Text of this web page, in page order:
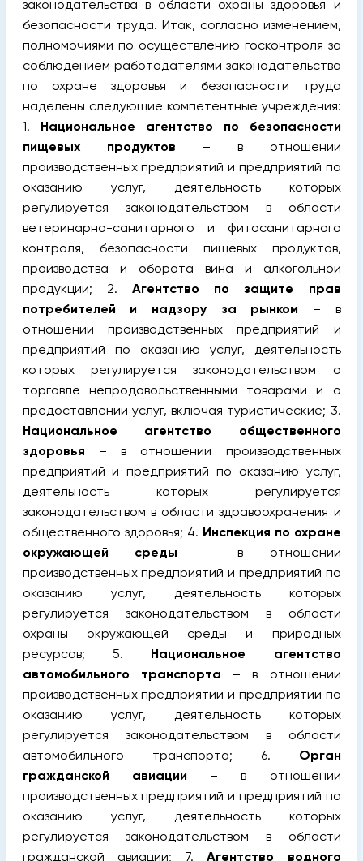
законодательства в области охраны здоровья и
безопасности труда. Итак, согласно изменением,
полномочиями по осуществлению госконтроля за
соблюдением работодателями законодательства
по охране здоровья и безопасности труда
наделены следующие компетентные учреждения:
1. Национальное агентство по безопасности
пищевых продуктов – в отношении
производственных предприятий и предприятий по
оказанию услуг, деятельность которых
регулируется законодательством в области
ветеринарно-санитарного и фитосанитарного
контроля, безопасности пищевых продуктов,
производства и оборота вина и алкогольной
продукции; 2. Агентство по защите прав
потребителей и надзору за рынком – в
отношении производственных предприятий и
предприятий по оказанию услуг, деятельность
которых регулируется законодательством о
торговле непродовольственными товарами и о
предоставлении услуг, включая туристические; 3.
Национальное агентство общественного
здоровья – в отношении производственных
предприятий и предприятий по оказанию услуг,
деятельность которых регулируется
законодательством в области здравоохранения и
общественного здоровья; 4. Инспекция по охране
окружающей среды – в отношении
производственных предприятий и предприятий по
оказанию услуг, деятельность которых
регулируется законодательством в области
охраны окружающей среды и природных
ресурсов; 5. Национальное агентство
автомобильного транспорта – в отношении
производственных предприятий и предприятий по
оказанию услуг, деятельность которых
регулируется законодательством в области
автомобильного транспорта; 6. Орган
гражданской авиации – в отношении
производственных предприятий и предприятий по
оказанию услуг, деятельность которых
регулируется законодательством в области
гражданской авиации; 7.Агентство водного